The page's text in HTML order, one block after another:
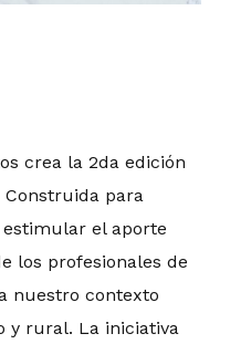
crea la 2da edición
Construida para
el aporte
los profesionales de
nuestro contexto
y rural. La iniciativa